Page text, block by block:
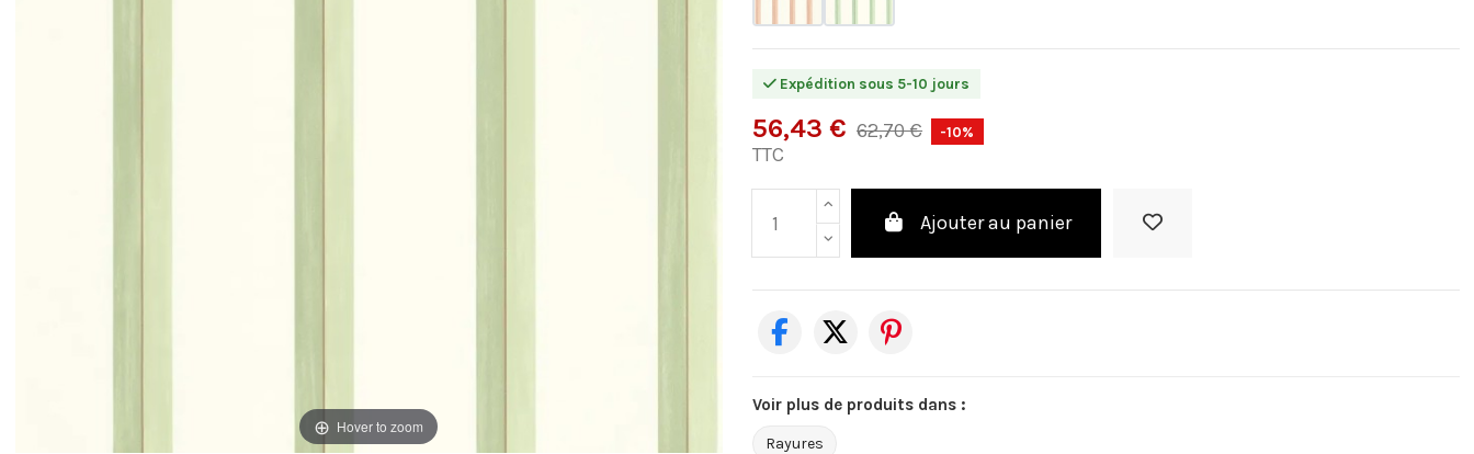
Hover to zoom
Expédition sous 5-10 jours
56,43 € 62,70 € -10%
TTC
Ajouter au panier
Voir plus de produits dans :
Rayures